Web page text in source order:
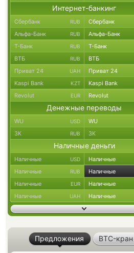
Интернет-банкинг
Сбербанк RUB Сбербанк
Альфа-Банк RUB Альфа-Банк
Т-Банк RUB Т-Банк
ВТБ RUB ВТБ
Приват 24 UAH Приват 24
Kaspi Bank KZT Kaspi Bank
Revolut EUR Revolut
Денежные переводы
WU USD WU
ЗК RUB ЗК
Наличные деньги
Наличные USD Наличные
Наличные RUB Наличные
Наличные EUR Наличные
Наличные UAH Наличные
Предложения BTC-кран